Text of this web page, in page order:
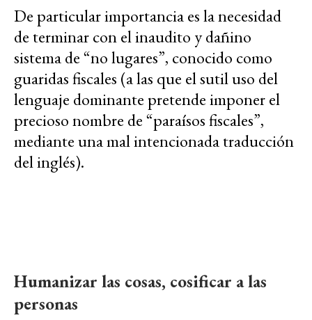
De particular importancia es la necesidad
de terminar con el inaudito y dañino
sistema de “no lugares”, conocido como
guaridas fiscales (a las que el sutil uso del
lenguaje dominante pretende imponer el
precioso nombre de “paraísos fiscales”,
mediante una mal intencionada traducción
del inglés).
Humanizar las cosas, cosificar a las
personas